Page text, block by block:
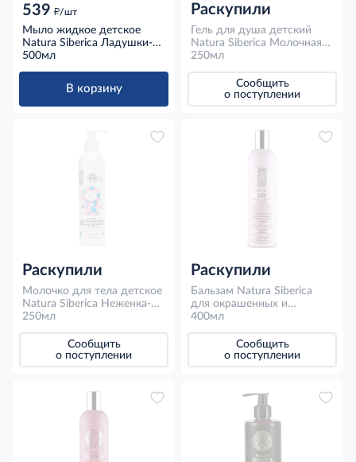
539 д/шт
Мыло жидкое детское
Natura Siberica Ладушки-
ладошки Экстракт
500мл
В корзину
Раскупили
Гель для душа детский
Natura Siberica Молочная
река Земляника-овсяное
250мл
Сообщить
о поступлении
Раскупили
Молочко для тела детское
Natura Siberica Неженка-
снеженка Льняное
250мл
Сообщить
о поступлении
Раскупили
Бальзам Natura Siberica
для окрашенных и
поврежденных волос
400мл
Сообщить
о поступлении